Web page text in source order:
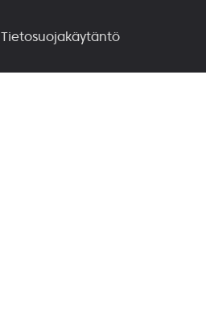
Tietosuojakäytäntö